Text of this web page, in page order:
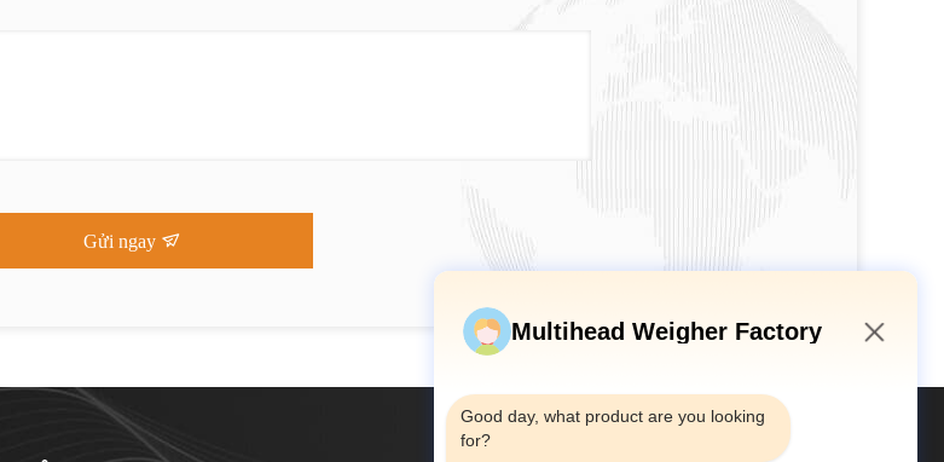
Gửi ngay
Multihead Weigher Factory
Good day, what product are you looking
for?